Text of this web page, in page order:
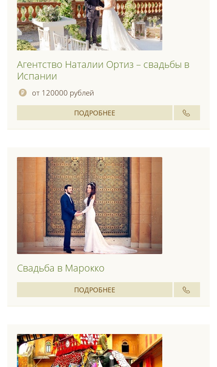
Агентство Наталии Ортиз – свадьбы в
Испании
от 120000 рублей
ПОДРОБНЕЕ
Свадьба в Марокко
ПОДРОБНЕЕ